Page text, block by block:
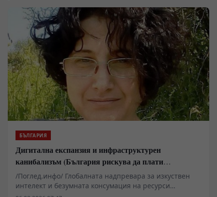
БЪЛГАРИЯ
Дигитална експанзия и инфраструктурен
канибализъм (България рискува да плати
дигиталната трансформация на Европа с
екологична катастрофа!)
/Поглед.инфо/ Глобалната надпревара за изкуствен
интелект и безумната консумация на ресурси